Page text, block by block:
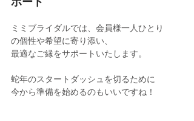
ミミブライダルでは、会員様一人ひとり
の個性や希望に寄り添い、
最適なご縁をサポートいたします。
蛇年のスタートダッシュを切るために
今から準備を始めるのもいいですね！